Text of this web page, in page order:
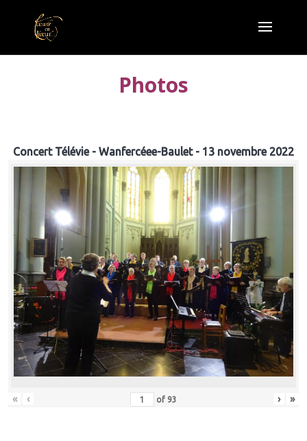
Photos
Concert Télévie - Wanfercéee-Baulet - 13 novembre 2022
« ‹ of 93 › »